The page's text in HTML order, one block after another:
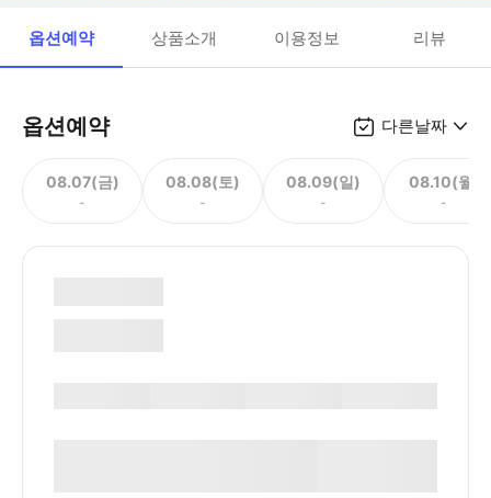
옵션예약 상품소개 이용정보 리뷰
옵션예약 다른날짜
08.07(금)
-
08.08(토)
-
08.09(일)
-
08.10(월)
-